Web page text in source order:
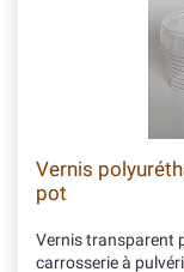
Vernis
pot
Vernis transparent
carrosserie à